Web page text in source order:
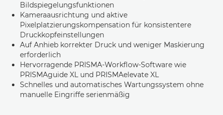
Bildspiegelungsfunktionen
Kameraausrichtung und aktive
Pixelplatzierungskompensation für konsistentere
Druckkopfeinstellungen
Auf Anhieb korrekter Druck und weniger Maskierung
erforderlich
Hervorragende PRISMA-Workflow-Software wie
PRISMAguide XL und PRISMAelevate XL
Schnelles und automatisches Wartungssystem ohne
manuelle Eingriffe serienmäßig